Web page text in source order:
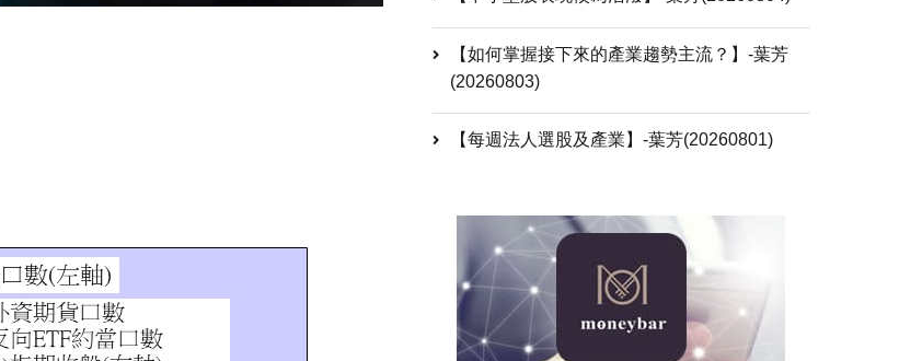
【如何掌握接下來的產業趨勢主流？】-葉芳
(20260803)
【每週法人選股及產業】-葉芳(20260801)